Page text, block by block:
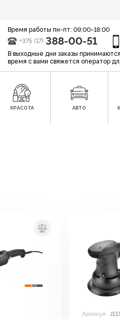
Время работы пн-пт: 09:00-18:00
+375 (17) 388-00-51
В выходные дни заказы
время с вами свяжется оператор
КРАСОТА АВТО
Артикул: